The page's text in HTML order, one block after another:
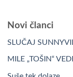
Novi članci
SLUČAJ
MILE „TOŠIN“